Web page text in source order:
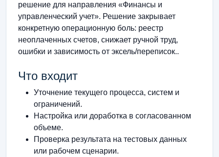
решение для направления «Финансы и
управленческий учет». Решение закрывает
конкретную операционную боль: реестр
неоплаченных счетов, снижает ручной труд,
ошибки и зависимость от эксель/переписок..
Что входит
Уточнение текущего процесса, систем и
ограничений.
Настройка или доработка в согласованном
объеме.
Проверка результата на тестовых данных
или рабочем сценарии.